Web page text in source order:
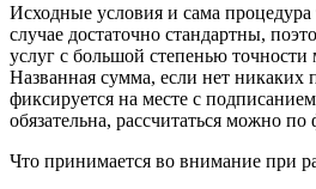
Исходные условия и сама
случае достаточно стандартны,
услуг с большой степенью
Названная сумма, если нет никаких
фиксируется на месте с
обязательна, рассчитаться можно по
Что принимается во внимание при